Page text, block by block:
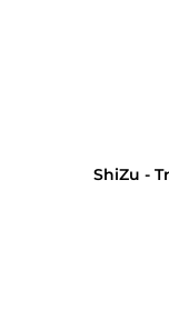
ShiZu -